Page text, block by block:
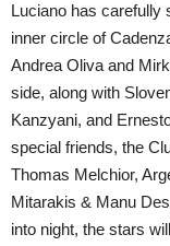
Luciano has carefully
inner circle of
Andrea Oliva and
side, along with
Kanzyani, and
special friends, the
Thomas Melchior,
Mitarakis & Manu
into night, the stars